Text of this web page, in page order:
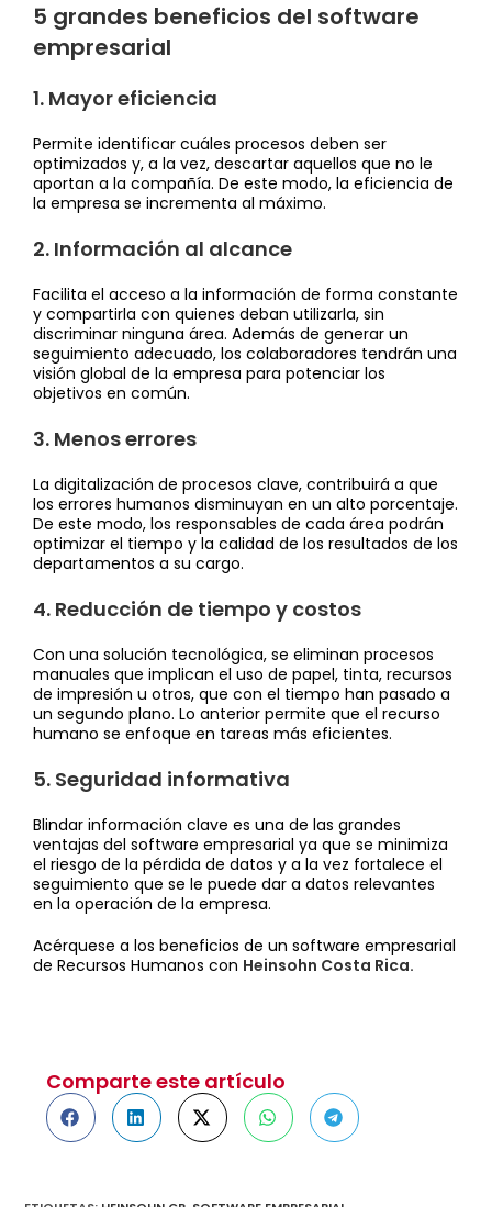
5 grandes beneficios del software
empresarial
1. Mayor eficiencia
Permite identificar cuáles procesos deben ser
optimizados y, a la vez, descartar aquellos que no le
aportan a la compañía. De este modo, la eficiencia de
la empresa se incrementa al máximo.
2. Información al alcance
Facilita el acceso a la información de forma constante
y compartirla con quienes deban utilizarla, sin
discriminar ninguna área. Además de generar un
seguimiento adecuado, los colaboradores tendrán una
visión global de la empresa para potenciar los
objetivos en común.
3. Menos errores
La digitalización de procesos clave, contribuirá a que
los errores humanos disminuyan en un alto porcentaje.
De este modo, los responsables de cada área podrán
optimizar el tiempo y la calidad de los resultados de los
departamentos a su cargo.
4. Reducción de tiempo y costos
Con una solución tecnológica, se eliminan procesos
manuales que implican el uso de papel, tinta, recursos
de impresión u otros, que con el tiempo han pasado a
un segundo plano. Lo anterior permite que el recurso
humano se enfoque en tareas más eficientes.
5. Seguridad informativa
Blindar información clave es una de las grandes
ventajas del software empresarial ya que se minimiza
el riesgo de la pérdida de datos y a la vez fortalece el
seguimiento que se le puede dar a datos relevantes
en la operación de la empresa.
Acérquese a los beneficios de un software empresarial
de Recursos Humanos con Heinsohn Costa Rica.
Comparte este artículo